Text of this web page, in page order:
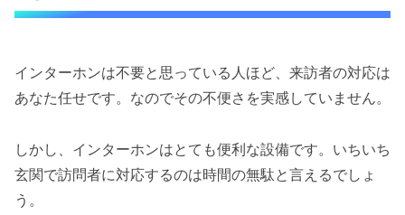
インターホンは不要と思っている人ほど、来訪者の対応は
あなた任せです。なのでその不便さを実感していません。
しかし、インターホンはとても便利な設備です。いちいち
玄関で訪問者に対応するのは時間の無駄と言えるでしょ
う。